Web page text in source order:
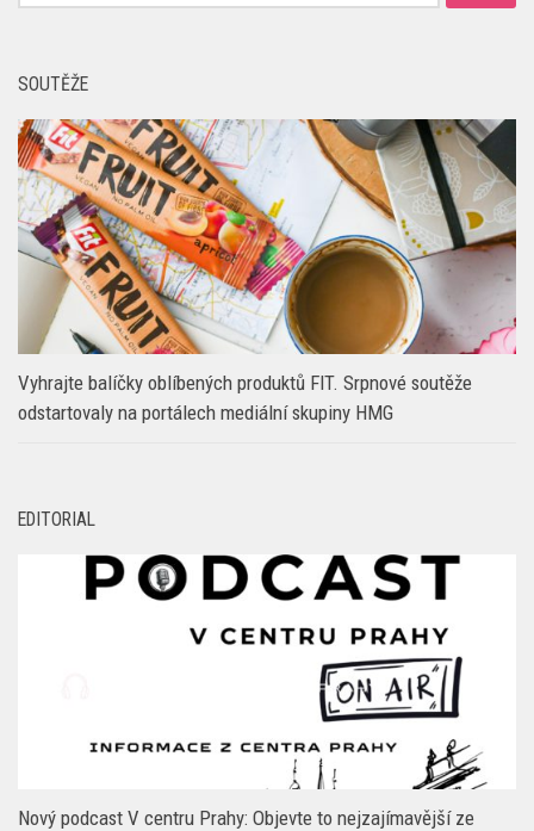
SOUTĚŽE
Vyhrajte balíčky oblíbených produktů FIT. Srpnové soutěže
odstartovaly na portálech mediální skupiny HMG
EDITORIAL
Nový podcast V centru Prahy: Objevte to nejzajímavější ze